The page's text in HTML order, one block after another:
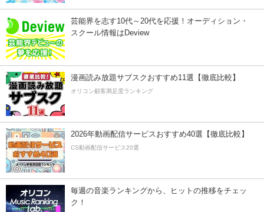
芸能界を志す10代～20代を応援！オーディション・
スクール情報はDeview
漫画読み放題サブスクおすすめ11選【徹底比較】
オリコン顧客満足度ランキング
2026年動画配信サービスおすすめ40選【徹底比較】
CS動画配信サービス20選
毎週の音楽ランキングから、ヒットの推移をチェッ
ク！